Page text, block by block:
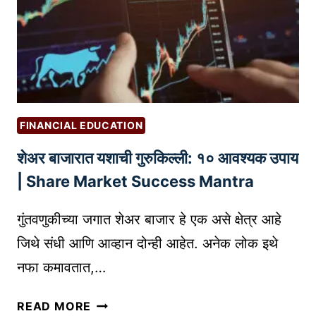
C
E
B
A
E
D
U
N
S
N
D
R
E
G
I
S
T
A
I
O
मु
FINANCIAL EDUCATION
शेअर बाजारात यशाची गुरुकिल्ली: १० आवश्यक उपाय
| Share Market Success Mantra
गुंतवणुकीच्या जगात शेअर बाजार हे एक असे क्षेत्र आहे
जिथे संधी आणि आव्हान दोन्ही आहेत. अनेक लोक इथे
नफा कमावतात,…
READ MORE शे